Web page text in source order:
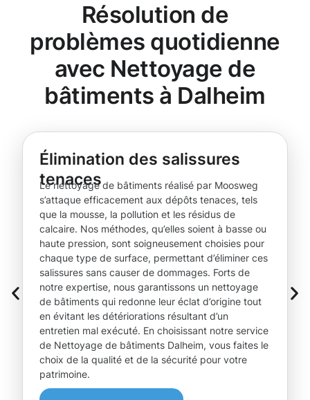
Résolution de
problèmes quotidienne
avec Nettoyage de
bâtiments à Dalheim
Élimination des salissures
tenaces
Le nettoyage de bâtiments réalisé par Moosweg
s’attaque efficacement aux dépôts tenaces, tels
que la mousse, la pollution et les résidus de
calcaire. Nos méthodes, qu’elles soient à basse ou
haute pression, sont soigneusement choisies pour
chaque type de surface, permettant d’éliminer ces
salissures sans causer de dommages. Forts de
notre expertise, nous garantissons un nettoyage
de bâtiments qui redonne leur éclat d’origine tout
en évitant les détériorations résultant d’un
entretien mal exécuté. En choisissant notre service
de Nettoyage de bâtiments Dalheim, vous faites le
choix de la qualité et de la sécurité pour votre
patrimoine.